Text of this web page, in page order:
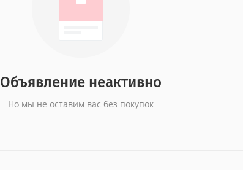
Объявление неактивно
Но мы не оставим вас без покупок